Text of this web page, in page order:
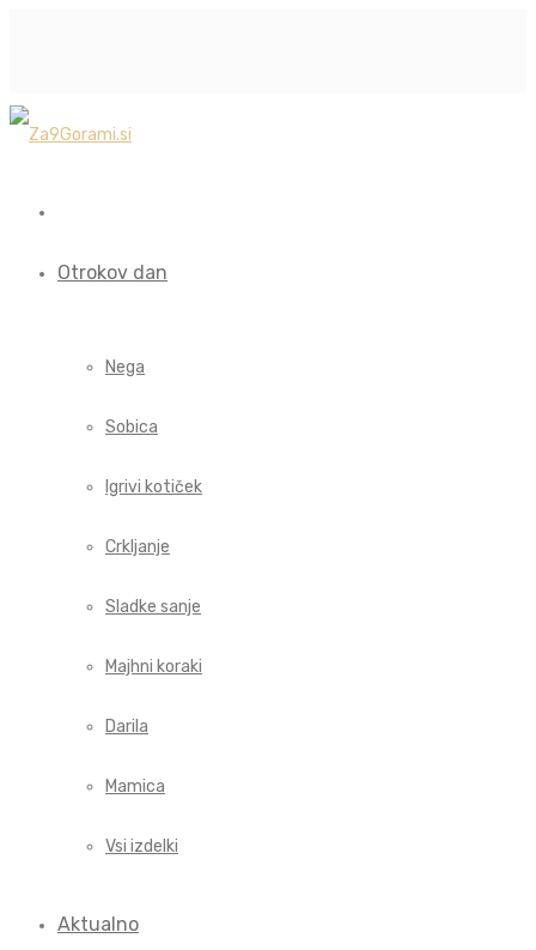
Otrokov dan
Nega
Sobica
Igrivi kotiček
Crkljanje
Sladke sanje
Majhni koraki
Darila
Mamica
Vsi izdelki
Aktualno